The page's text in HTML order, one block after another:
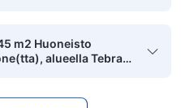
m2 Huoneisto
alueella Tebrau